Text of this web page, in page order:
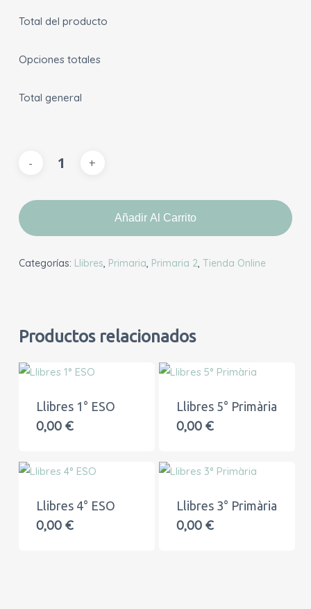
Total del producto
Opciones totales
Total general
Añadir Al Carrito
Categorías: Llibres, Primaria, Primaria 2, Tienda Online
Productos relacionados
Llibres 1° ESO
0,00 €
Llibres 5° Primària
0,00 €
Llibres 4° ESO
0,00 €
Llibres 3° Primària
0,00 €